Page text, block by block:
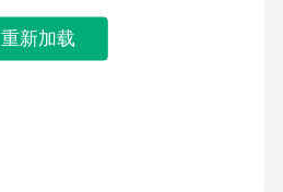
重新加载